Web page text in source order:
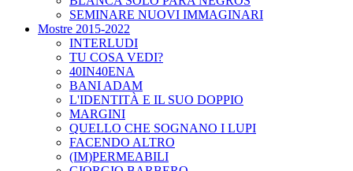
SEMINARE NUOVI IMMAGINARI
Mostre 2015-2022
INTERLUDI
TU COSA VEDI?
40IN40ENA
BANI ADAM
L'IDENTITÀ E IL SUO DOPPIO
MARGINI
QUELLO CHE SOGNANO I LUPI
FACENDO ALTRO
(IM)PERMEABILI